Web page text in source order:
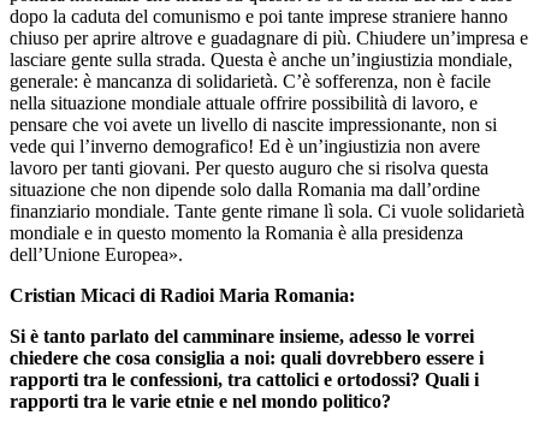
dopo la caduta del comunismo e poi tante imprese straniere hanno
chiuso per aprire altrove e guadagnare di più. Chiudere un’impresa e
lasciare gente sulla strada. Questa è anche un’ingiustizia mondiale,
generale: è mancanza di solidarietà. C’è sofferenza, non è facile
nella situazione mondiale attuale offrire possibilità di lavoro, e
pensare che voi avete un livello di nascite impressionante, non si
vede qui l’inverno demografico! Ed è un’ingiustizia non avere
lavoro per tanti giovani. Per questo auguro che si risolva questa
situazione che non dipende solo dalla Romania ma dall’ordine
finanziario mondiale. Tante gente rimane lì sola. Ci vuole solidarietà
mondiale e in questo momento la Romania è alla presidenza
dell’Unione Europea».
Cristian Micaci di Radioi Maria Romania:
Si è tanto parlato del camminare insieme, adesso le vorrei
chiedere che cosa consiglia a noi: quali dovrebbero essere i
rapporti tra le confessioni, tra cattolici e ortodossi? Quali i
rapporti tra le varie etnie e nel mondo politico?